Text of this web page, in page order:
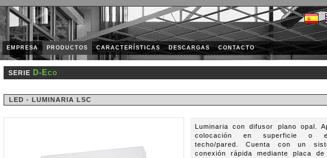
EMPRESA PRODUCTOS CARACTERÍSTICAS DESCARGAS CONTACTO
SERIE D-Eco
LED - LUMINARIA LSC
Luminaria con difusor plano opal.
colocación en superficie o
techo/pared. Cuenta con un
conexión rápida mediante placa de